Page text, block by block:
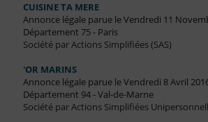
CUISINE TA MERE
Annonce légale parue le Vendredi 11
Département 75 - Paris
Société par Actions Simplifiées (SAS)
'OR MARINS
Annonce légale parue le Vendredi 8 Avril
Département 94 - Val-de-Marne
Société par Actions Simplifiées